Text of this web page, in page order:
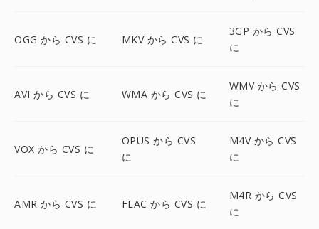
OGG から CVS に MKV から CVS に
3GP から CVS
に
AVI から CVS に WMA から CVS に
WMV から CVS
に
VOX から CVS に
OPUS から CVS
に
M4V から CVS
に
AMR から CVS に FLAC から CVS に
M4R から CVS
に